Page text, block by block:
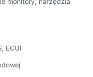
ECU)